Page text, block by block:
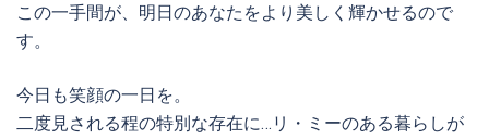
この一手間が、明日のあなたをより美しく輝かせるので
す。
今日も笑顔の一日を。
二度見される程の特別な存在に…リ・ミーのある暮らしが